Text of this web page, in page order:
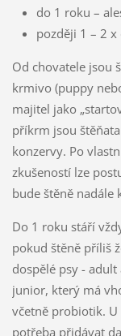
do 1 roku –
později 1 – 2 x
Od chovatele jsou
krmivo (puppy
majitel jako
příkrm jsou
konzervy. Po
zkušeností lze
bude štěně nadále
Do 1 roku stáří
pokud štěně příliš
dospělé psy -
junior, který má
včetně probiotik.
potřeba přidávat